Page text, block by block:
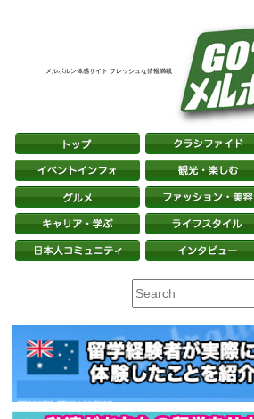
メルボルン体感サイト フレッシュな情報満載